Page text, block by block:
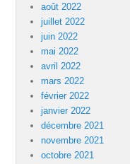
août 2022
juillet 2022
juin 2022
mai 2022
avril 2022
mars 2022
février 2022
janvier 2022
décembre 2021
novembre 2021
octobre 2021